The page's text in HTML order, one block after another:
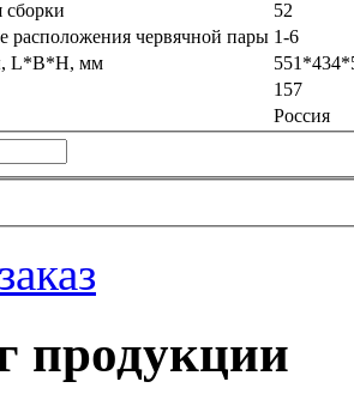
сборки
52
расположения червячной пары 1-6
L*B*H, мм
157
Россия
продукции